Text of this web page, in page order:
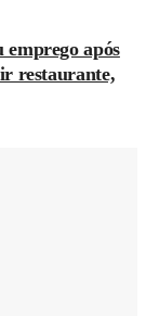
após
restaurante,